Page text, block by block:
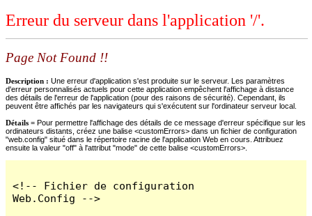
Erreur du serveur dans l'application '/'.
Page Not Found !!
Description : Une erreur d'application s'est produite sur le serveur. Les paramètres
d'erreur personnalisés actuels pour cette application empêchent l'affichage à distance
des détails de l'erreur de l'application (pour des raisons de sécurité). Cependant, ils
peuvent être affichés par les navigateurs qui s'exécutent sur l'ordinateur serveur local.
Détails = Pour permettre l'affichage des détails de ce message d'erreur spécifique sur les
ordinateurs distants, créez une balise <customErrors> dans un fichier de configuration
"web.config" situé dans le répertoire racine de l'application Web en cours. Attribuez
ensuite la valeur "off" à l'attribut "mode" de cette balise <customErrors>.
<!-- Fichier de configuration
Web.Config -->